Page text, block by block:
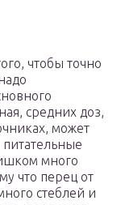
чтобы точно
средних доз,
может
питательные
много
что перец от
стеблей и